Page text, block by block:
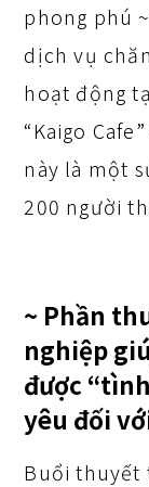
phong phú
dịch vụ
hoạt động
“Kaigo
này là một
200 người
~ Phần
nghiệp
được
yêu đối
Buổi thuyết